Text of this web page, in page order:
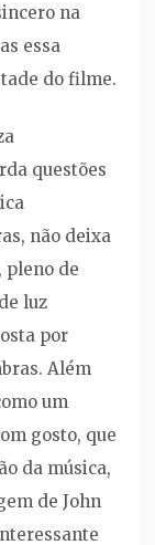
na
essa
do filme.
questões
não deixa
pleno de
luz
por
Além
um
gosto, que
da música,
de John